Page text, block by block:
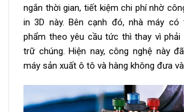
ngắn thời gian, tiết kiệm chi phí nhờ
in 3D này. Bên cạnh đó, nhà máy có
phẩm theo yêu cầu tức thì thay vì phải
trữ chúng. Hiện nay, công nghệ này
máy sản xuất ô tô và hàng không đưa